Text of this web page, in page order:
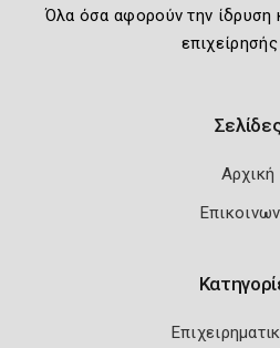
Όλα όσα αφορούν την ίδρυση
Αρχική